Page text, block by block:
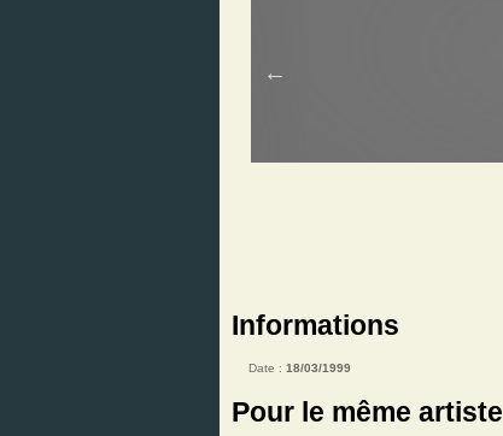
Informations
Date : 18/03/1999
Pour le même artiste